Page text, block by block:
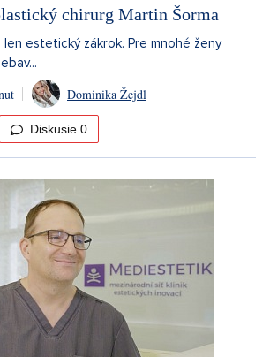
chirurg Martin Šorma
estetický zákrok. Pre mnohé ženy
Dominika Žejdl
Diskusie 0